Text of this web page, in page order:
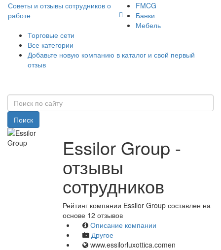
Советы и отзывы сотрудников о
работе
FMCG
Банки
Мебель
Торговые сети
Все категории
Добавьте новую компанию в каталог и свой первый
отзыв
Поиск
Essilor Group -
отзывы
сотрудников
Рейтинг компании Essilor Group составлен на
основе 12 отзывов
Описание компании
Другое
www.essilorluxottica.comen